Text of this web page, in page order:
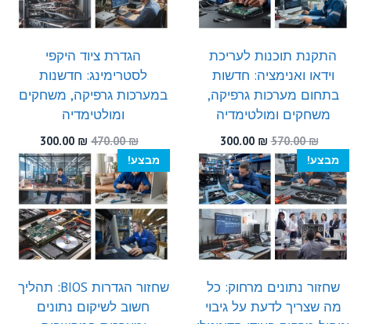
התקנת תוכנות לעריכת
וידאו ואנימציה: חדשות
בתחום מערכות גרפיקה,
משחקים ומולטימדיה
570.00₪
המחיר
המקורי
היה:
570.00 ₪.
300.00 ₪
הנוכחי
הוא:
300.00 ₪.
הגדרת ציוד היקפי
לסטרימינג: חדשנות
במערכות גרפיקה, משחקים
ומולטימדיה
470.00₪
המחיר
המקורי
היה:
470.00 ₪.
300.00 ₪
המחיר
הנוכחי
הוא:
300.00 ₪.
מבצע!
שחזור נתונים מרחוק: כל
מה שצריך לדעת על גיבוי
מבצע!
שחזור הגדרות BIOS: תהליך
חשוב לשיקום נתונים